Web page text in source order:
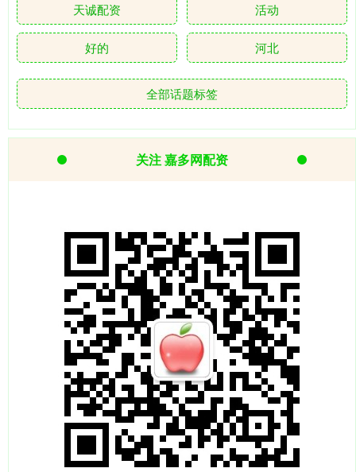
天诚配资 活动
好的 河北
全部话题标签
关注 嘉多网配资